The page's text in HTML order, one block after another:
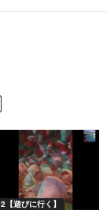
【遊びに行く】